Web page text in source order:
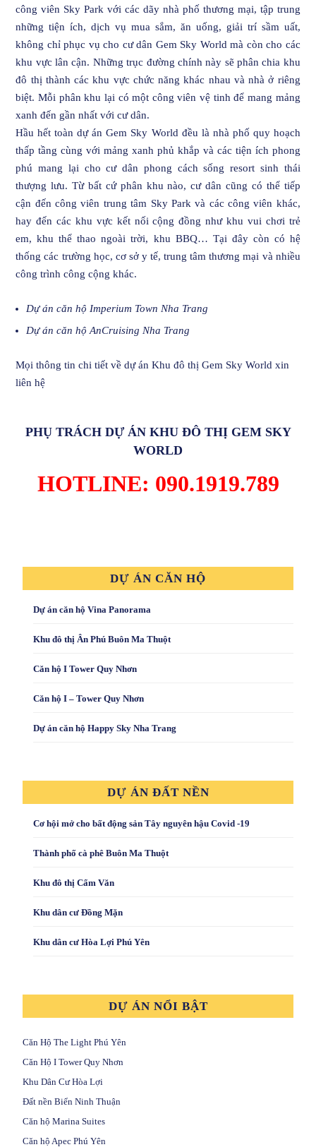
công viên Sky Park với các dãy nhà phố thương mại, tập trung
những tiện ích, dịch vụ mua sắm, ăn uống, giải trí sầm uất,
không chỉ phục vụ cho cư dân Gem Sky World mà còn cho các
khu vực lân cận. Những trục đường chính này sẽ phân chia khu
đô thị thành các khu vực chức năng khác nhau và nhà ở riêng
biệt. Mỗi phân khu lại có một công viên vệ tinh để mang mảng
xanh đến gần nhất với cư dân.
Hầu hết toàn dự án Gem Sky World đều là nhà phố quy hoạch
thấp tầng cùng với mảng xanh phủ khắp và các tiện ích phong
phú mang lại cho cư dân phong cách sống resort sinh thái
thượng lưu. Từ bất cứ phân khu nào, cư dân cũng có thể tiếp
cận đến công viên trung tâm Sky Park và các công viên khác,
hay đến các khu vực kết nối cộng đồng như khu vui chơi trẻ
em, khu thể thao ngoài trời, khu BBQ… Tại đây còn có hệ
thống các trường học, cơ sở y tế, trung tâm thương mại và nhiều
công trình công cộng khác.
Dự án căn hộ Imperium Town Nha Trang
Dự án căn hộ AnCruising Nha Trang
Mọi thông tin chi tiết về dự ánKhu đô thị Gem Sky World xin
liên hệ
PHỤ TRÁCH DỰ ÁN KHU ĐÔ THỊ GEM SKY
WORLD
HOTLINE: 090.1919.789
DỰ ÁN CĂN HỘ
Dự án căn hộ Vina Panorama
Khu đô thị Ân Phú Buôn Ma Thuột
Căn hộ I Tower Quy Nhơn
Căn hộ I – Tower Quy Nhơn
Dự án căn hộ Happy Sky Nha Trang
DỰ ÁN ĐẤT NỀN
Cơ hội mở cho bất động sản Tây nguyên hậu Covid -19
Thành phố cà phê Buôn Ma Thuột
Khu đô thị Cẩm Văn
Khu dân cư Đồng Mặn
Khu dân cư Hòa Lợi Phú Yên
DỰ ÁN NỔI BẬT
Căn Hộ The Light Phú Yên
Căn Hộ I Tower Quy Nhơn
Khu Dân Cư Hòa Lợi
Đất nền Biển Ninh Thuận
Căn hộ Marina Suites
Căn hộ Apec Phú Yên